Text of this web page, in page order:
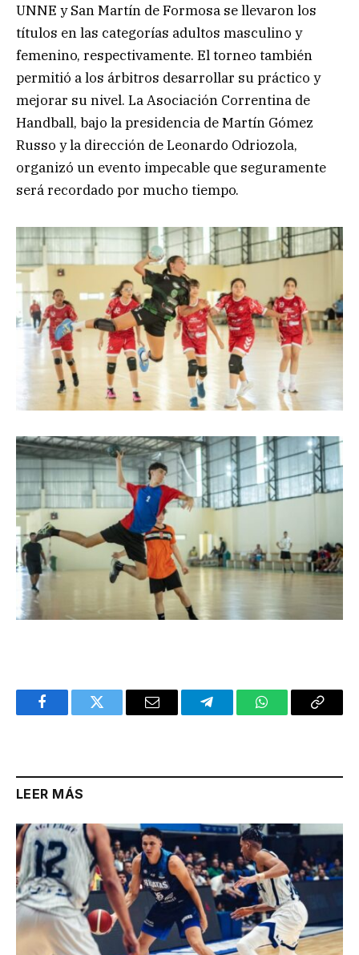
UNNE y San Martín de Formosa se llevaron los
títulos en las categorías adultos masculino y
femenino, respectivamente. El torneo también
permitió a los árbitros desarrollar su práctico y
mejorar su nivel. La Asociación Correntina de
Handball, bajo la presidencia de Martín Gómez
Russo y la dirección de Leonardo Odriozola,
organizó un evento impecable que seguramente
será recordado por mucho tiempo.
FacebookTwitter Email TelegramWhatsAppCopy
LEER MÁS